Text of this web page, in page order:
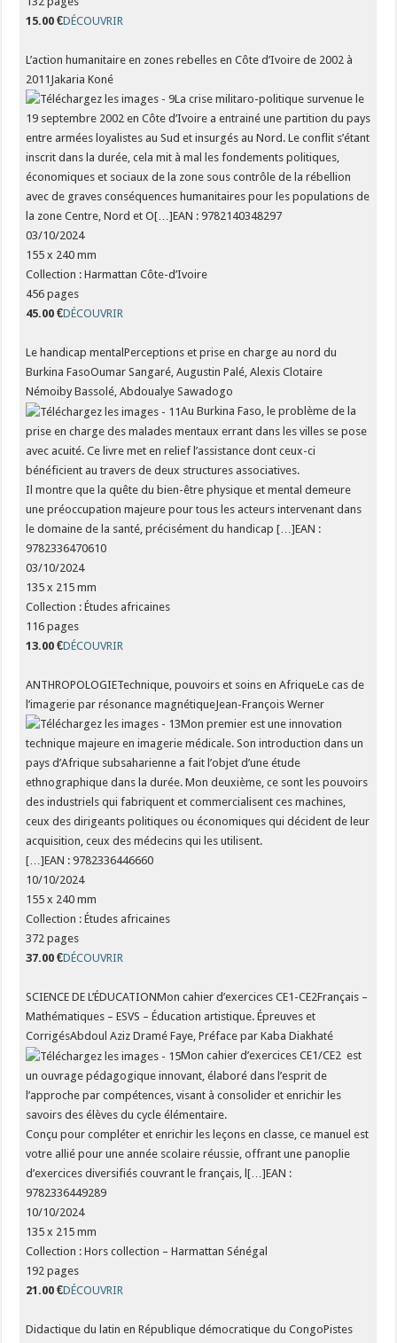
15.00 €DÉCOUVRIR
L’action humanitaire en zones rebelles en Côte d’Ivoire de 2002 à
2011Jakaria Koné
La crise militaro-politique survenue le
19 septembre 2002 en Côte d’Ivoire a entrainé une partition du pays
entre armées loyalistes au Sud et insurgés au Nord. Le conflit s’étant
inscrit dans la durée, cela mit à mal les fondements politiques,
économiques et sociaux de la zone sous contrôle de la rébellion
avec de graves conséquences humanitaires pour les populations de
la zone Centre, Nord et O[…]EAN : 9782140348297
03/10/2024
155 x 240 mm
Collection : Harmattan Côte-d’Ivoire
456 pages
45.00 €DÉCOUVRIR
Le handicap mentalPerceptions et prise en charge au nord du
Burkina FasoOumar Sangaré, Augustin Palé, Alexis Clotaire
Némoiby Bassolé, Abdoualye Sawadogo
Au Burkina Faso, le problème de la
prise en charge des malades mentaux errant dans les villes se pose
avec acuité. Ce livre met en relief l’assistance dont ceux-ci
bénéficient au travers de deux structures associatives.
Il montre que la quête du bien-être physique et mental demeure
une préoccupation majeure pour tous les acteurs intervenant dans
le domaine de la santé, précisément du handicap […]EAN :
9782336470610
03/10/2024
135 x 215 mm
Collection : Études africaines
116 pages
13.00 €DÉCOUVRIR
ANTHROPOLOGIETechnique, pouvoirs et soins en AfriqueLe cas de
l’imagerie par résonance magnétiqueJean-François Werner
Mon premier est une innovation
technique majeure en imagerie médicale. Son introduction dans un
pays d’Afrique subsaharienne a fait l’objet d’une étude
ethnographique dans la durée. Mon deuxième, ce sont les pouvoirs
des industriels qui fabriquent et commercialisent ces machines,
ceux des dirigeants politiques ou économiques qui décident de leur
acquisition, ceux des médecins qui les utilisent.
[…]EAN : 9782336446660
10/10/2024
155 x 240 mm
Collection : Études africaines
372 pages
37.00 €DÉCOUVRIR
SCIENCE DE L’ÉDUCATIONMon cahier d’exercices CE1-CE2Français –
Mathématiques – ESVS – Éducation artistique. Épreuves et
CorrigésAbdoul Aziz Dramé Faye, Préface par Kaba Diakhaté
Mon cahier d’exercices CE1/CE2 est
un ouvrage pédagogique innovant, élaboré dans l’esprit de
l’approche par compétences, visant à consolider et enrichir les
savoirs des élèves du cycle élémentaire.
Conçu pour compléter et enrichir les leçons en classe, ce manuel est
votre allié pour une année scolaire réussie, offrant une panoplie
d’exercices diversifiés couvrant le français, l[…]EAN :
9782336449289
10/10/2024
135 x 215 mm
Collection : Hors collection – Harmattan Sénégal
192 pages
21.00 €DÉCOUVRIR
Didactique du latin en République démocratique du CongoPistes